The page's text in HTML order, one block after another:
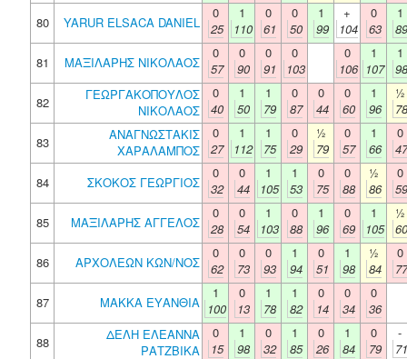
80
YARUR ELSACA DANIEL
0
25
1
110
0
61
0
50
1
99
+
104
0
63
1
89
81
ΜΑΞΙΛΑΡΗΣ ΝΙΚΟΛΑΟΣ
0
57
0
90
0
91
0
103
0
106
1
107
1
98
82
ΓΕΩΡΓΑΚΟΠΟΥΛΟΣ
ΝΙΚΟΛΑΟΣ
0
40
1
50
1
79
0
87
0
44
0
60
1
96
½
78
83
ΑΝΑΓΝΩΣΤΑΚΙΣ
ΧΑΡΑΛΑΜΠΟΣ
0
27
1
112
1
75
0
29
½
79
0
57
1
66
0
47
84
ΣΚΟΚΟΣ ΓΕΩΡΓΙΟΣ
0
32
0
44
1
105
1
53
0
75
0
88
½
86
0
59
85
ΜΑΞΙΛΑΡΗΣ ΑΓΓΕΛΟΣ
0
28
0
54
1
103
0
88
1
96
0
69
1
105
½
60
86
ΑΡΧΟΛΕΩΝ ΚΩΝ/ΝΟΣ
0
62
0
73
0
93
1
94
0
51
1
98
½
84
0
77
87
ΜΑΚΚΑ ΕΥΑΝΘΙΑ
1
100
0
13
1
78
1
82
0
14
0
34
0
36
88
ΔΕΛΗ ΕΛΕΑΝΝΑ
ΡΑΤΖΒΙΚΑ
0
15
1
98
0
32
1
85
0
26
1
84
0
79
-
71